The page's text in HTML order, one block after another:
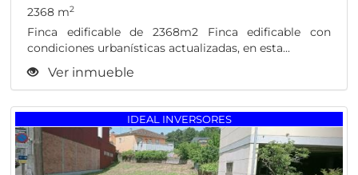
2368 m2
Finca edificable de 2368m2 Finca edificable con
condiciones urbanísticas actualizadas, en esta...
Ver inmueble
IDEAL INVERSORES
Previous